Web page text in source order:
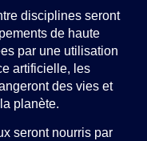
disciplines seront
de haute
par une utilisation
artificielle, les
des vies et
planète.
seront nourris par